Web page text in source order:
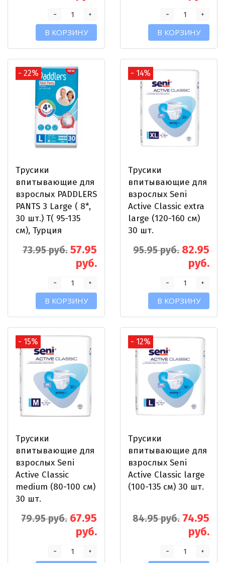
+
-
В КОРЗИНУ
+
-
В КОРЗИНУ
- 22%
Трусики
впитывающие для
взрослых PADDLERS
PANTS 3 Large ( 8*,
30 шт.) Т( 95-135
см), Турция
73.95 руб. 57.95
руб.
+
-
В КОРЗИНУ
- 14%
Трусики
впитывающие для
взрослых Seni
Active Classic extra
large (120-160 см)
30 шт.
95.95 руб. 82.95
руб.
+
-
В КОРЗИНУ
- 15%
Трусики
впитывающие для
взрослых Seni
Active Classic
medium (80-100 см)
30 шт.
79.95 руб. 67.95
руб.
+
-
- 12%
Трусики
впитывающие для
взрослых Seni
Active Classic large
(100-135 см) 30 шт.
84.95 руб. 74.95
руб.
+
-